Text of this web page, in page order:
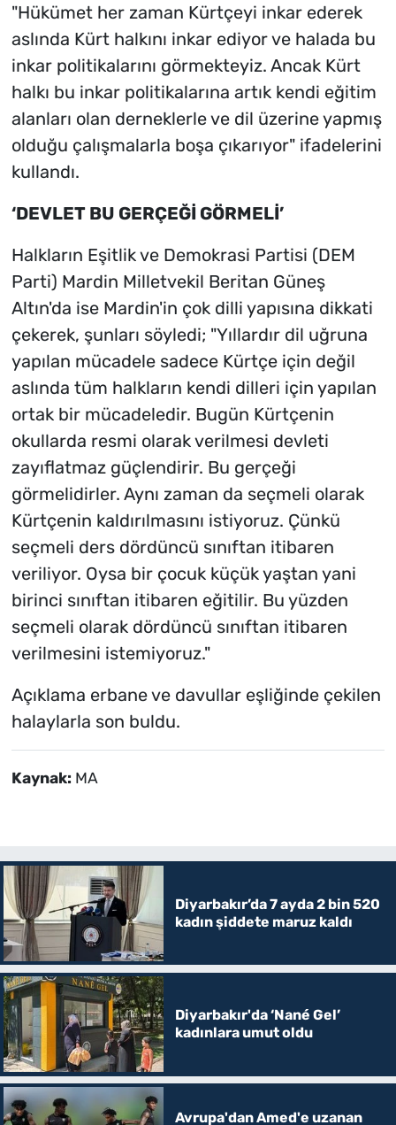
"Hükümet her zaman Kürtçeyi inkar ederek
aslında Kürt halkını inkar ediyor ve halada bu
inkar politikalarını görmekteyiz. Ancak Kürt
halkı bu inkar politikalarına artık kendi eğitim
alanları olan derneklerle ve dil üzerine yapmış
olduğu çalışmalarla boşa çıkarıyor" ifadelerini
kullandı.
‘DEVLET BU GERÇEĞİ GÖRMELİ’
Halkların Eşitlik ve Demokrasi Partisi (DEM
Parti) Mardin Milletvekil Beritan Güneş
Altın'da ise Mardin'in çok dilli yapısına dikkati
çekerek, şunları söyledi; "Yıllardır dil uğruna
yapılan mücadele sadece Kürtçe için değil
aslında tüm halkların kendi dilleri için yapılan
ortak bir mücadeledir. Bugün Kürtçenin
okullarda resmi olarak verilmesi devleti
zayıflatmaz güçlendirir. Bu gerçeği
görmelidirler. Aynı zaman da seçmeli olarak
Kürtçenin kaldırılmasını istiyoruz. Çünkü
seçmeli ders dördüncü sınıftan itibaren
veriliyor. Oysa bir çocuk küçük yaştan yani
birinci sınıftan itibaren eğitilir. Bu yüzden
seçmeli olarak dördüncü sınıftan itibaren
verilmesini istemiyoruz."
Açıklama erbane ve davullar eşliğinde çekilen
halaylarla son buldu.
Kaynak: MA
Diyarbakır’da 7 ayda 2 bin 520
kadın şiddete maruz kaldı
Diyarbakır'da ‘Nané Gel’
kadınlara umut oldu
Avrupa'dan Amed'e uzanan